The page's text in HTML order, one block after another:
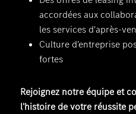
accordées aux
les services d'après-
Culture d'entreprise
fortes
Rejoignez notre équipe et
l'histoire de votre réussite